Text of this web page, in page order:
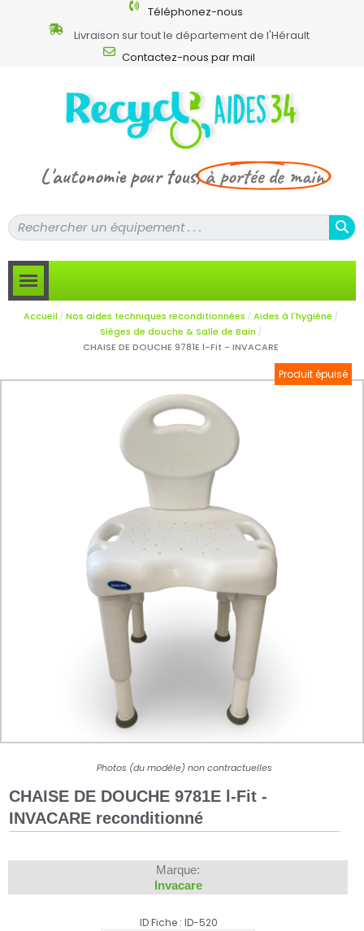
Téléphonez-nous
Livraison sur tout le département de l'Hérault
Contactez-nous par mail
L'autonomie pour tous,à portée de main
Accueil Nos aides techniques reconditionnées
Aides à l'hygiène
Sièges de douche & Salle de Bain
CHAISE DE DOUCHE 9781E l-Fit - INVACARE
Produit épuisé
Photos (du modèle) non contractuelles
CHAISE DE DOUCHE 9781E l-Fit -
INVACARE reconditionné
Marque:
Invacare
ID Fiche : ID-520